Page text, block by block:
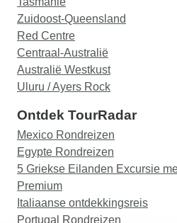
Zuidoost-Queensland
Red Centre
Centraal-Australië
Australië Westkust
Uluru / Ayers Rock
Ontdek TourRadar
Mexico Rondreizen
Egypte Rondreizen
5 Griekse Eilanden Excursie
Premium
Italiaanse ontdekkingsreis
Portugal Rondreizen